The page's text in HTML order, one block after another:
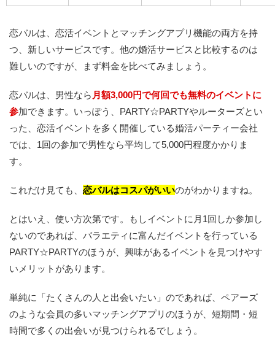
恋バルは、恋活イベントとマッチングアプリ機能の両方を持
つ、新しいサービスです。他の婚活サービスと比較するのは
難しいのですが、まず料金を比べてみましょう。
恋バルは、男性なら 月額3,000円で何回でも無料のイベントに
参加できます。いっぽう、PARTY☆PARTYやルーターズとい
った、恋活イベントを多く開催している婚活パーティー会社
では、1回の参加で男性なら平均して5,000円程度かかりま
す。
これだけ見ても、 恋バルはコスパがいいのがわかりますね。
とはいえ、使い方次第です。もしイベントに月1回しか参加し
ないのであれば、バラエティに富んだイベントを行っている
PARTY☆PARTYのほうが、興味があるイベントを見つけやす
いメリットがあります。
単純に「たくさんの人と出会いたい」のであれば、ペアーズ
のような会員の多いマッチングアプリのほうが、短期間・短
時間で多くの出会いが見つけられるでしょう。